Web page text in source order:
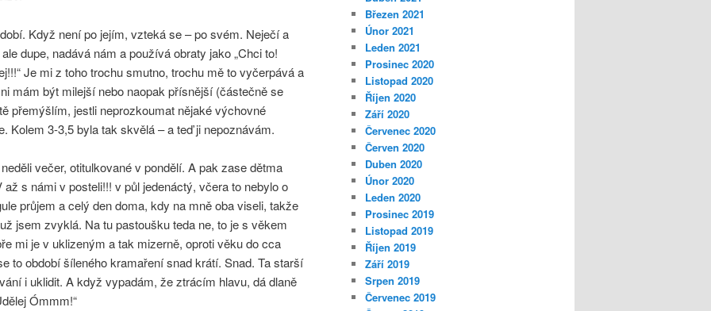
Když není po jejím, vzteká se – po svém. Neječí a
dupe, nadává nám a používá obraty jako „Chci to!
Je mi z toho trochu smutno, trochu mě to vyčerpává a
mám být milejší nebo naopak přísnější (částečně se
přemýšlím, jestli neprozkoumat nějaké výchovné
Kolem 3-3,5 byla tak skvělá – a teď ji nepoznávám.
večer, otitulkované v pondělí. A pak zase dětma
s námi v posteli!!! v půl jedenáctý, včera to nebylo o
průjem a celý den doma, kdy na mně oba viseli, takže
jsem zvyklá. Na tu pastoušku teda ne, to je s věkem
mi je v uklizeným a tak mizerně, oproti věku do cca
to období šíleného kramaření snad krátí. Snad. Ta starší
i uklidit. A když vypadám, že ztrácím hlavu, dá dlaně
Ómmm!“
Březen 2021
Únor 2021
Leden 2021
Prosinec 2020
Listopad 2020
Říjen 2020
Září 2020
Červenec 2020
Červen 2020
Duben 2020
Únor 2020
Leden 2020
Prosinec 2019
Listopad 2019
Říjen 2019
Září 2019
Srpen 2019
Červenec 2019